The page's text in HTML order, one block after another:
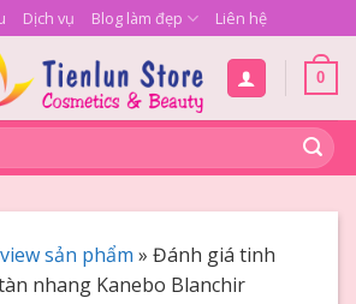
Dịch vụ Blog làm đẹp Liên hệ
0
sản phẩm » Đánh giá tinh
nhang Kanebo Blanchir